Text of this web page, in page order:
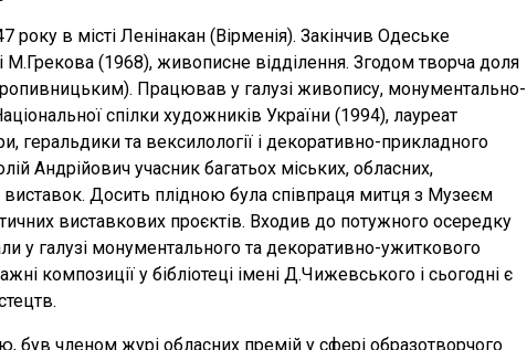
в місті Ленінакан (Вірменія). Закінчив Одеське
(1968), живописне відділення. Згодом творча доля
Працював у галузі живопису, монументально-
спілки художників України (1994), лауреат
геральдики та вексилології і декоративно-прикладного
Андрійович учасник багатьох міських, обласних,
виставок. Досить плідною була співпраця митця з Музеєм
виставкових проєктів. Входив до потужного осередку
у галузі монументального та декоративно-ужиткового
композиції у бібліотеці імені Д.Чижевського і сьогодні є
був членом журі обласних премій у сфері образотворчого